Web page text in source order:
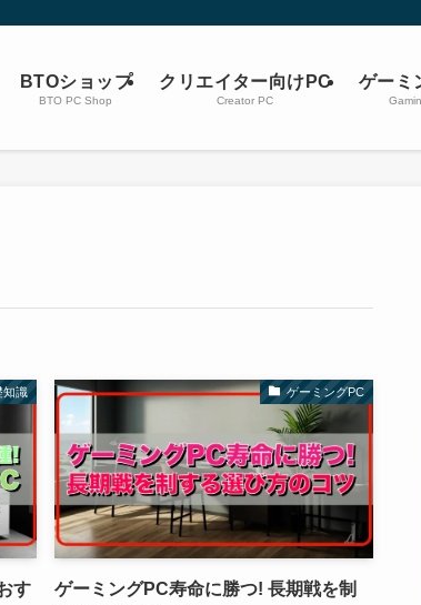
BTOショップ
BTO PC Shop
クリエイター向けPC
Creator PC
ゲーミ
知識
す
ゲーミングPC
ゲーミングPC寿命に勝つ! 長期戦を制